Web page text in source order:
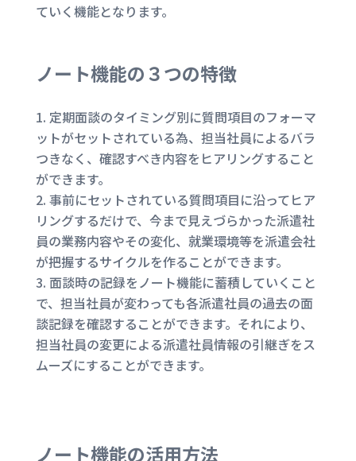
ていく機能となります。
ノート機能の３つの特徴
定期面談のタイミング別に質問項目のフォーマ
ットがセットされている為、担当社員によるバラ
つきなく、確認すべき内容をヒアリングすること
ができます。
事前にセットされている質問項目に沿ってヒア
リングするだけで、今まで見えづらかった派遣社
員の業務内容やその変化、就業環境等を派遣会社
が把握するサイクルを作ることができます。
面談時の記録をノート機能に蓄積していくこと
で、担当社員が変わっても各派遣社員の過去の面
談記録を確認することができます。それにより、
担当社員の変更による派遣社員情報の引継ぎをス
ムーズにすることができます。
ノート機能の活用方法